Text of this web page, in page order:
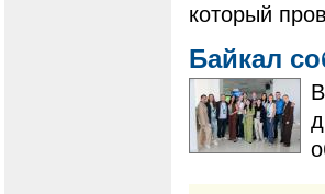
который
Байкал